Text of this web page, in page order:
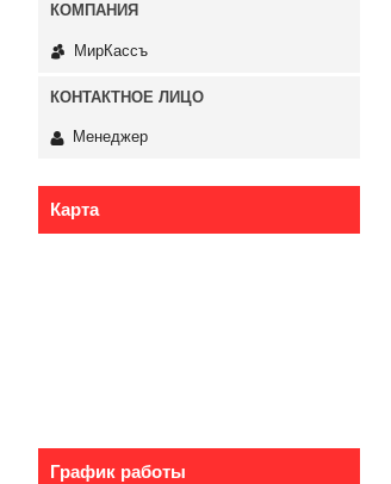
МирКассъ
Менеджер
Карта
График работы